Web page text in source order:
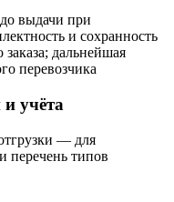
выдачи при
и сохранность
заказа; дальнейшая
перевозчика
учёта
— для
перечень типов